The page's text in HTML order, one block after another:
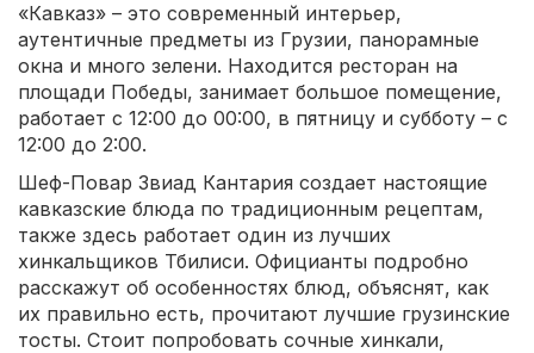
«Кавказ» – это современный интерьер,
аутентичные предметы из Грузии, панорамные
окна и много зелени. Находится ресторан на
площади Победы, занимает большое помещение,
работает с 12:00 до 00:00, в пятницу и субботу – с
12:00 до 2:00.
Шеф-Повар Звиад Кантария создает настоящие
кавказские блюда по традиционным рецептам,
также здесь работает один из лучших
хинкальщиков Тбилиси. Официанты подробно
расскажут об особенностях блюд, объяснят, как
их правильно есть, прочитают лучшие грузинские
тосты. Стоит попробовать сочные хинкали,